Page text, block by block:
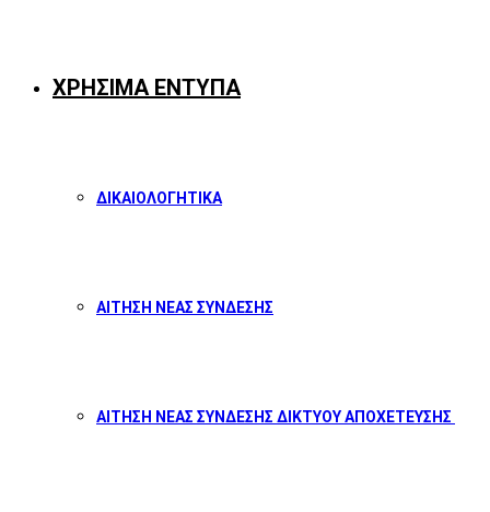
ΧΡΗΣΙΜΑ ΕΝΤΥΠΑ
ΔΙΚΑΙΟΛΟΓΗΤΙΚΑ
ΑΙΤΗΣΗ ΝΕΑΣ ΣΥΝΔΕΣΗΣ
ΑΙΤΗΣΗ ΝΕΑΣ ΣΥΝΔΕΣΗΣ ΔΙΚΤΥΟΥ ΑΠΟΧΕΤΕΥΣΗΣ